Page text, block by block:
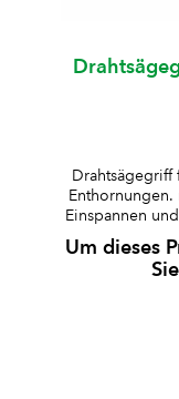
Drahtsägegriff
Einspannen
eine
und
Um dieses